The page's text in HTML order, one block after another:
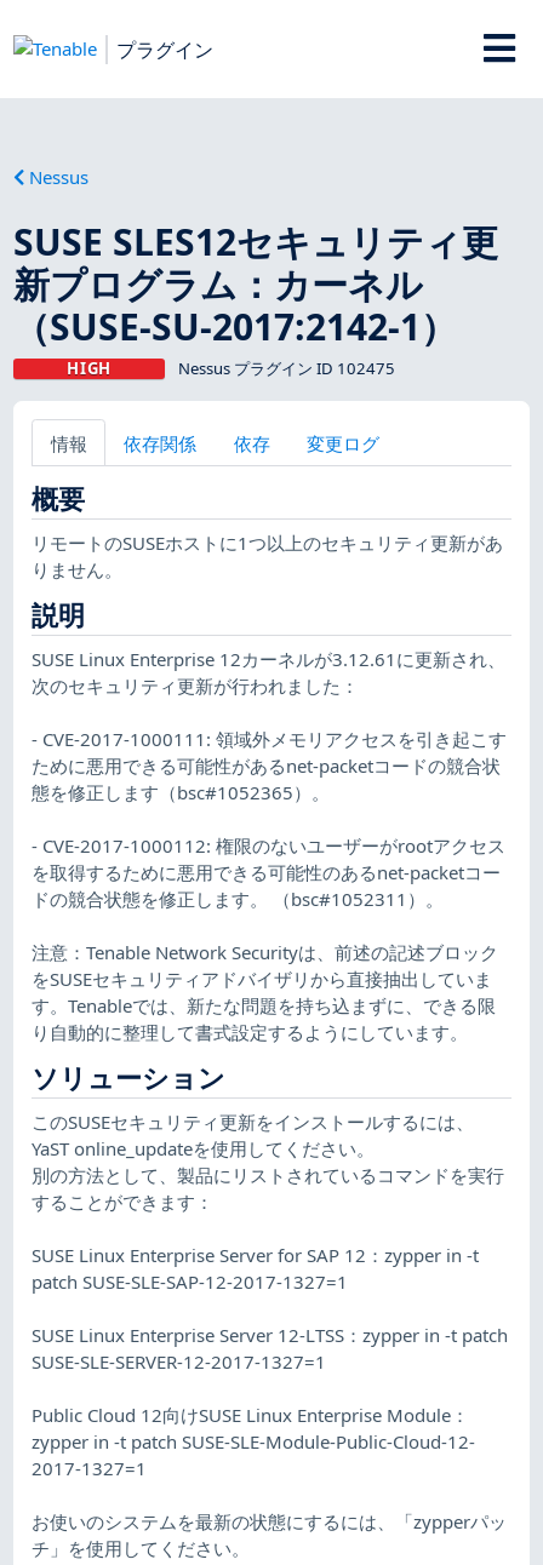
プラグイン
Nessus
SUSE SLES12セキュリティ更
新プログラム：カーネル
（SUSE-SU-2017:2142-1）
HIGH Nessus プラグイン ID 102475
情報 依存関係 依存 変更ログ
概要
リモートのSUSEホストに1つ以上のセキュリティ更新があ
りません。
説明
SUSE Linux Enterprise 12カーネルが3.12.61に更新され、
次のセキュリティ更新が行われました：
- CVE-2017-1000111: 領域外メモリアクセスを引き起こす
ために悪用できる可能性があるnet-packetコードの競合状
態を修正します（bsc#1052365）。
- CVE-2017-1000112: 権限のないユーザーがrootアクセス
を取得するために悪用できる可能性のあるnet-packetコー
ドの競合状態を修正します。 （bsc#1052311）。
注意：Tenable Network Securityは、前述の記述ブロック
をSUSEセキュリティアドバイザリから直接抽出していま
す。Tenableでは、新たな問題を持ち込まずに、できる限
り自動的に整理して書式設定するようにしています。
ソリューション
このSUSEセキュリティ更新をインストールするには、
YaST online_updateを使用してください。
別の方法として、製品にリストされているコマンドを実行
することができます：
SUSE Linux Enterprise Server for SAP 12：zypper in -t
patch SUSE-SLE-SAP-12-2017-1327=1
SUSE Linux Enterprise Server 12-LTSS：zypper in -t patch
SUSE-SLE-SERVER-12-2017-1327=1
Public Cloud 12向けSUSE Linux Enterprise Module：
zypper in -t patch SUSE-SLE-Module-Public-Cloud-12-
2017-1327=1
お使いのシステムを最新の状態にするには、「zypperパッ
チ」を使用してください。